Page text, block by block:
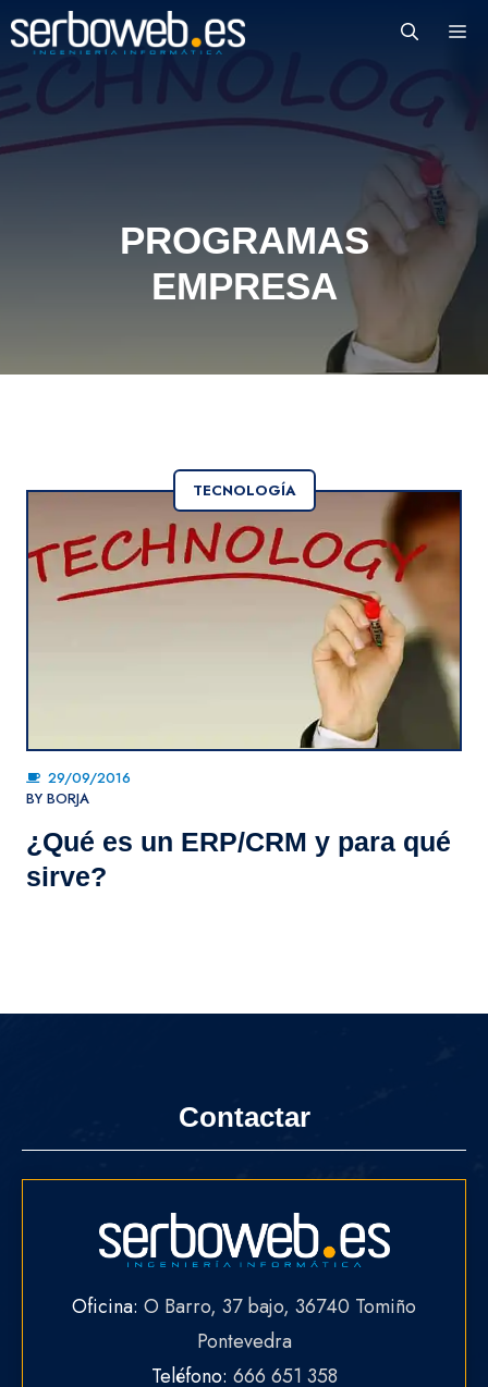
Saltar
al
PROGRAMAS
EMPRESA
TECNOLOGÍA
29/09/2016
BY BORJA
¿Qué es un ERP/CRM y para qué
sirve?
Contactar
Oficina: O Barro, 37 bajo, 36740 Tomiño
Pontevedra
Teléfono: 666 651 358